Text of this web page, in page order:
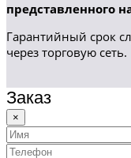
представленного
Гарантийный срок
через торговую сеть.
Заказ
×